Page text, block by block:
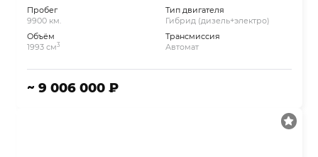
Пробег
9900 км.
Объём
1993 см3
Тип двигателя
Гибрид (дизель+электро)
Трансмиссия
Автомат
~ 9 006 000 ₽